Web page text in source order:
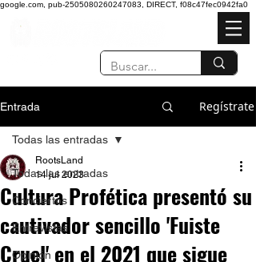
google.com, pub-2505080260247083, DIRECT, f08c47fec0942fa0
Entrada Regístrate
Todas las entradas
Conciertos
Entrevistas
Opinión
Todas las entradas
Cultura Profética presentó su
cautivador sencillo 'Fuiste
Cruel' en el 2021 que sigue
RootsLand
14 jul 2023